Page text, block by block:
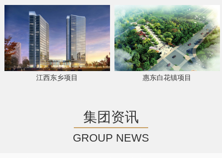
江西东乡项目 惠东白花镇项目
集团资讯
GROUP NEWS